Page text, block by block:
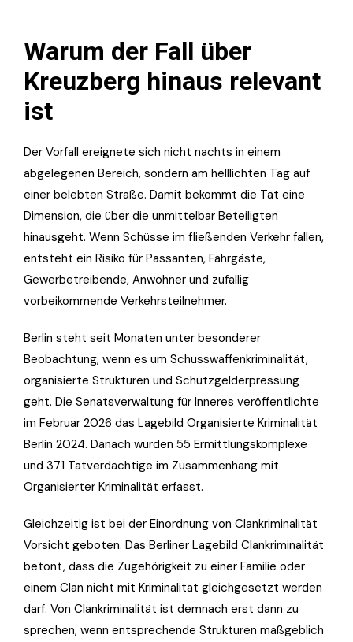
Warum der Fall über
Kreuzberg hinaus relevant
ist
Der Vorfall ereignete sich nicht nachts in einem
abgelegenen Bereich, sondern am helllichten Tag auf
einer belebten Straße. Damit bekommt die Tat eine
Dimension, die über die unmittelbar Beteiligten
hinausgeht. Wenn Schüsse im fließenden Verkehr fallen,
entsteht ein Risiko für Passanten, Fahrgäste,
Gewerbetreibende, Anwohner und zufällig
vorbeikommende Verkehrsteilnehmer.
Berlin steht seit Monaten unter besonderer
Beobachtung, wenn es um Schusswaffenkriminalität,
organisierte Strukturen und Schutzgelderpressung
geht. Die Senatsverwaltung für Inneres veröffentlichte
im Februar 2026 das Lagebild Organisierte Kriminalität
Berlin 2024. Danach wurden 55 Ermittlungskomplexe
und 371 Tatverdächtige im Zusammenhang mit
Organisierter Kriminalität erfasst.
Gleichzeitig ist bei der Einordnung von Clankriminalität
Vorsicht geboten. Das Berliner Lagebild Clankriminalität
betont, dass die Zugehörigkeit zu einer Familie oder
einem Clan nicht mit Kriminalität gleichgesetzt werden
darf. Von Clankriminalität ist demnach erst dann zu
sprechen, wenn entsprechende Strukturen maßgeblich